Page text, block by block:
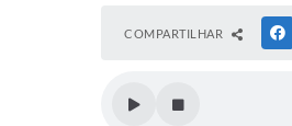
COMPARTILHAR